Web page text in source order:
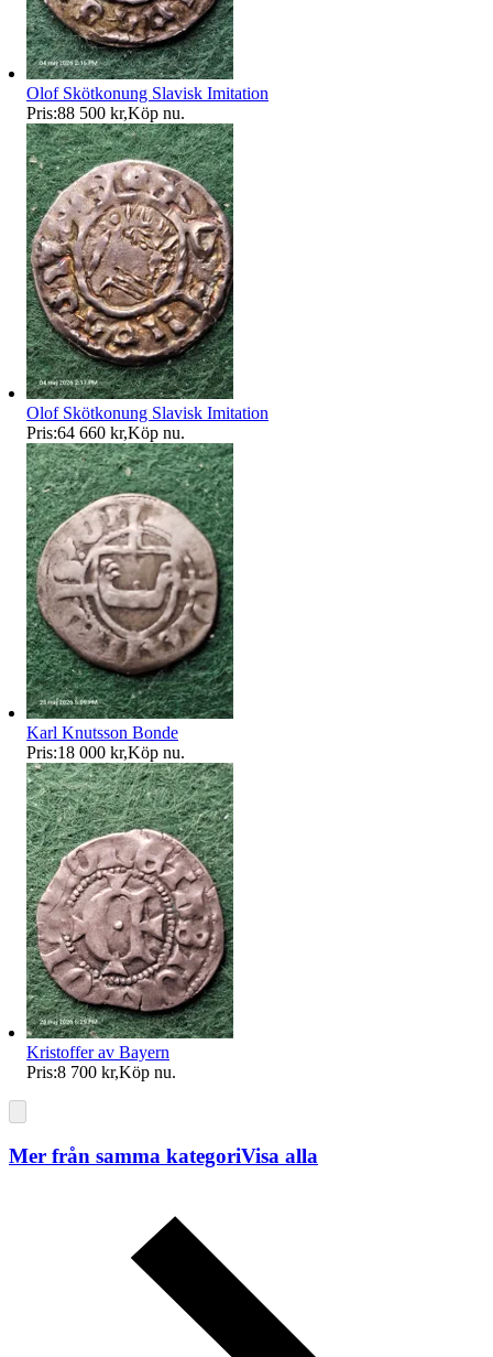
Olof Skötkonung Slavisk Imitation
Pris:88 500 kr,Köp nu.
Olof Skötkonung Slavisk Imitation
Pris:64 660 kr,Köp nu.
Karl Knutsson Bonde
Pris:18 000 kr,Köp nu.
Kristoffer av Bayern
Pris:8 700 kr,Köp nu.
Mer från samma kategoriVisa alla